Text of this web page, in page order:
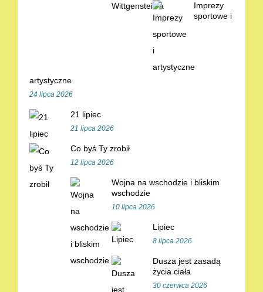
Imprezy
sportowe i
artystyczne
24 lipca 2026
21 lipiec
21 lipca 2026
Co byś Ty zrobił
12 lipca 2026
Wojna na wschodzie i bliskim
wschodzie
10 lipca 2026
Lipiec
8 lipca 2026
Dusza jest zasadą
życia ciała
30 czerwca 2026